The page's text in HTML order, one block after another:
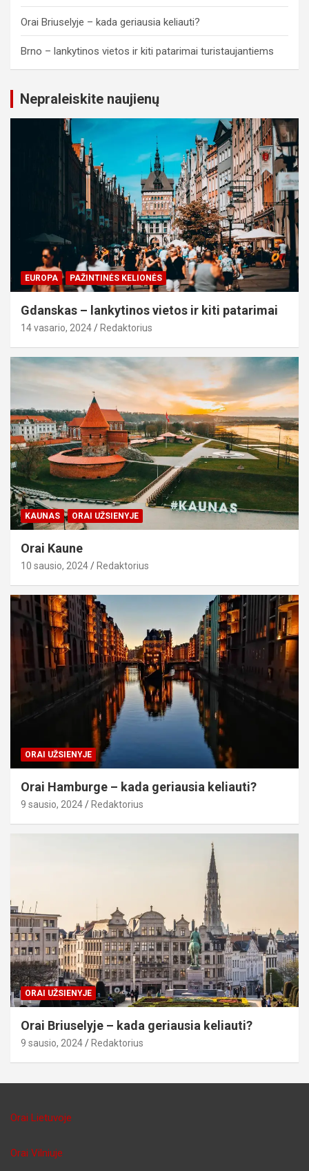
Orai Briuselyje – kada geriausia keliauti?
Brno – lankytinos vietos ir kiti patarimai turistaujantiems
Nepraleiskite naujienų
EUROPA PAŽINTINĖS KELIONĖS
Gdanskas – lankytinos vietos ir kiti patarimai
14 vasario, 2024 Redaktorius
KAUNAS ORAI UŽSIENYJE
Orai Kaune
10 sausio, 2024 Redaktorius
ORAI UŽSIENYJE
Orai Hamburge – kada geriausia keliauti?
9 sausio, 2024 Redaktorius
ORAI UŽSIENYJE
Orai Briuselyje – kada geriausia keliauti?
9 sausio, 2024 Redaktorius
Orai Lietuvoje
Orai Vilniuje